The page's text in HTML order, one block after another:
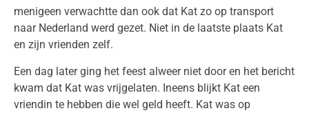
menigeen verwachtte dan ook dat Kat zo op transport
naar Nederland werd gezet. Niet in de laatste plaats Kat
en zijn vrienden zelf.
Een dag later ging het feest alweer niet door en het bericht
kwam dat Kat was vrijgelaten. Ineens blijkt Kat een
vriendin te hebben die wel geld heeft. Kat was op